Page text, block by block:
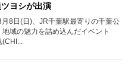
ヨシが出演
8日(日)、JR千葉駅最寄りの千葉公
地域の魅力を詰め込んだイベント